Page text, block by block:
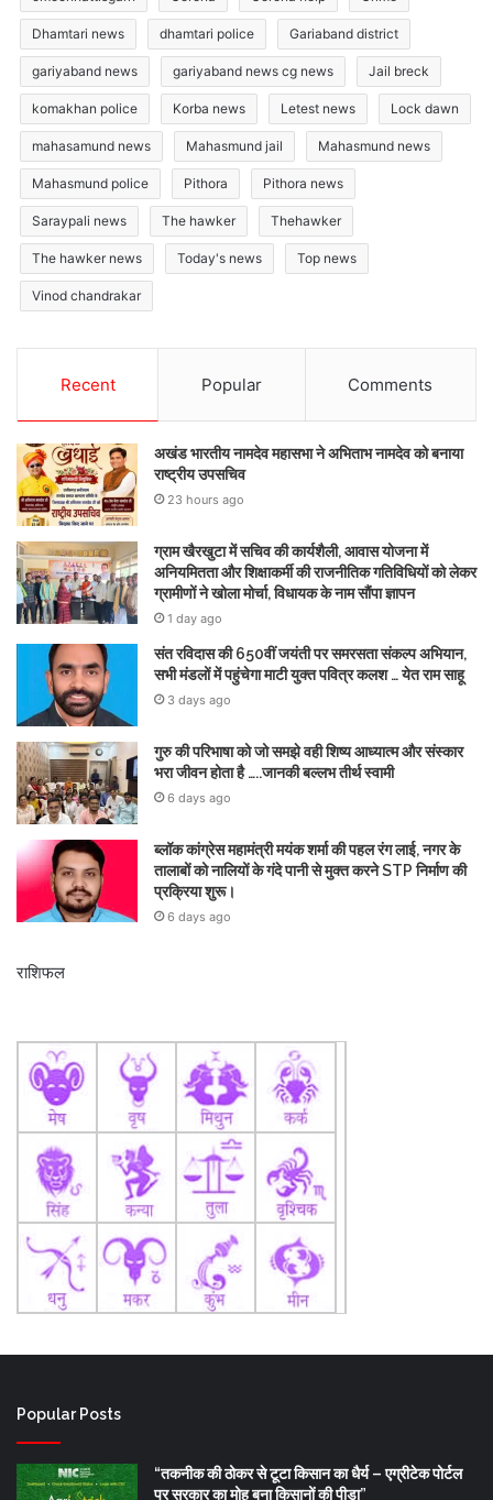
Dhamtari news dhamtari police Gariaband district
gariyaband news gariyaband news cg news Jail breck
komakhan police Korba news Letest news Lock dawn
mahasamund news Mahasmund jail Mahasmund news
Mahasmund police Pithora Pithora news
Saraypali news The hawker Thehawker
The hawker news Today's news Top news
Vinod chandrakar
Recent Popular Comments
अखंड भारतीय नामदेव महासभा ने अभिताभ नामदेव को बनाया
राष्ट्रीय उपसचिव
23 hours ago
ग्राम खैरखुटा में सचिव की कार्यशैली, आवास योजना में
अनियमितता और शिक्षाकर्मी की राजनीतिक गतिविधियों को लेकर
ग्रामीणों ने खोला मोर्चा, विधायक के नाम सौंपा ज्ञापन
1 day ago
संत रविदास की 650वीं जयंती पर समरसता संकल्प अभियान,
सभी मंडलों में पहुंचेगा माटी युक्त पवित्र कलश … येत राम साहू
3 days ago
गुरु की परिभाषा को जो समझे वही शिष्य आध्यात्म और संस्कार
भरा जीवन होता है …..जानकी बल्लभ तीर्थ स्वामी
6 days ago
ब्लॉक कांग्रेस महामंत्री मयंक शर्मा की पहल रंग लाई, नगर के
तालाबों को नालियों के गंदे पानी से मुक्त करने STP निर्माण की
प्रक्रिया शुरू।
6 days ago
राशिफल
Popular Posts
“तकनीक की ठोकर से टूटा किसान का धैर्य – एग्रीटेक पोर्टल
पर सरकार का मोह बना किसानों की पीड़ा”